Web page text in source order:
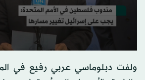
ولفت دبلوماسي عربي رفيع في